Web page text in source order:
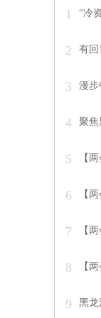
1 “冷
2 有
3 漫步
4 聚
5 【
6 【
7 【
8 【
9 黑龙